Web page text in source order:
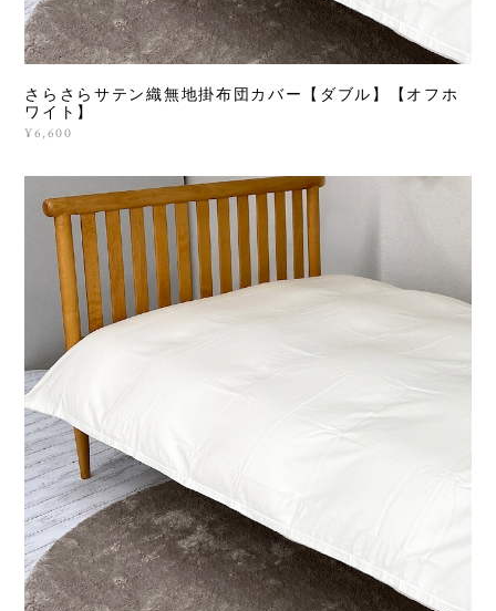
さらさらサテン織無地掛布団カバー【ダブル】【オフホ
ワイト】
¥6,600